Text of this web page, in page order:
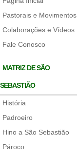
Pastorais e Movimentos
Colaborações e Vídeos
Fale Conosco
MATRIZ DE SÃO
SEBASTIÃO
História
Padroeiro
Hino a São Sebastião
Pároco